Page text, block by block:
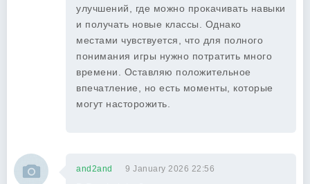
улучшений, где можно прокачивать навыки
и получать новые классы. Однако
местами чувствуется, что для полного
понимания игры нужно потратить много
времени. Оставляю положительное
впечатление, но есть моменты, которые
могут насторожить.
and2and 9 January 2026 22:56